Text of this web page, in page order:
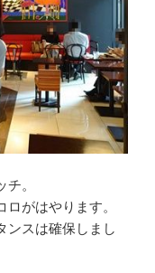
。
がはやります。
ンスは確保しまし